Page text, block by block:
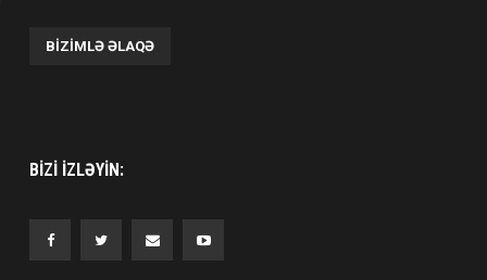
BIZIMLƏ ƏLAQƏ
BIZI IZLƏYIN: